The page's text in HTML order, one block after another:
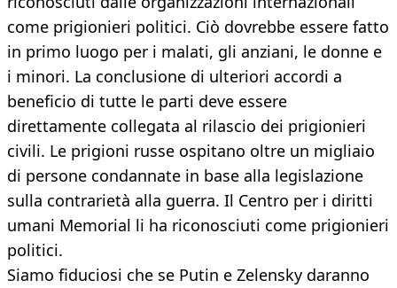
come prigionieri politici. Ciò dovrebbe essere fatto
in primo luogo per i malati, gli anziani, le donne e
i minori. La conclusione di ulteriori accordi a
beneficio di tutte le parti deve essere
direttamente collegata al rilascio dei prigionieri
civili. Le prigioni russe ospitano oltre un migliaio
di persone condannate in base alla legislazione
sulla contrarietà alla guerra. Il Centro per i diritti
umani Memorial li ha riconosciuti come prigionieri
politici.
Siamo fiduciosi che se Putin e Zelensky daranno